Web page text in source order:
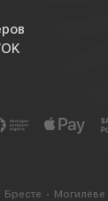
Бресте Могилёве